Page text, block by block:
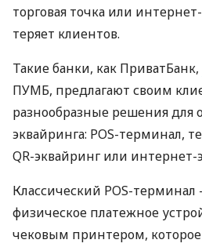
торговая точка или
теряет клиентов.
Такие банки, как ПриватБанк,
ПУМБ, предлагают своим
разнообразные решения для
эквайринга: POS-терминал,
QR-эквайринг или интернет-
Классический POS-
физическое платежное
чековым принтером, которое